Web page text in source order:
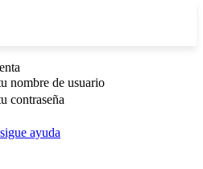
nombre de usuario
contraseña
ayuda